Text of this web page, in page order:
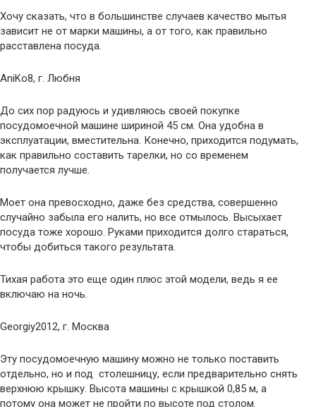
Хочу сказать, что в большинстве случаев качество мытья
зависит не от марки машины, а от того, как правильно
расставлена посуда.
AniKo8, г. Любня
До сих пор радуюсь и удивляюсь своей покупке
посудомоечной машине шириной 45 см. Она удобна в
эксплуатации, вместительна. Конечно, приходится подумать,
как правильно составить тарелки, но со временем
получается лучше.
Моет она превосходно, даже без средства, совершенно
случайно забыла его налить, но все отмылось. Высыхает
посуда тоже хорошо. Руками приходится долго стараться,
чтобы добиться такого результата.
Тихая работа это еще один плюс этой модели, ведь я ее
включаю на ночь.
Georgiy2012, г. Москва
Эту посудомоечную машину можно не только поставить
отдельно, но и под столешницу, если предварительно снять
верхнюю крышку. Высота машины с крышкой 0,85 м, а
потому она может не пройти по высоте под столом.